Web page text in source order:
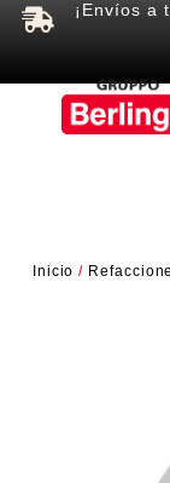
¡Envíos a
Inicio /